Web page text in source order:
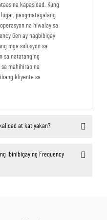
na kapasidad. Kung
pangmatagalang
na hiwalay sa
Gen ay nagbibigay
mga solusyon sa
sa natatanging
mahihirap na
kliyente sa
at katiyakan?
ibinibigay ng Frequency